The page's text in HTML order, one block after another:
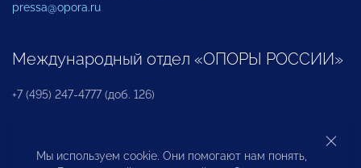
pressa@opora.ru
Международный отдел «ОПОРЫ РОССИИ»
+7 (495) 247-4777 (доб. 126)
Бюро по защите прав предпринимателей и
Мы используем cookie. Они помогают нам понять,